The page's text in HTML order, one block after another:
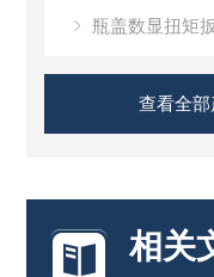
瓶盖数显扭矩
查看全
相关